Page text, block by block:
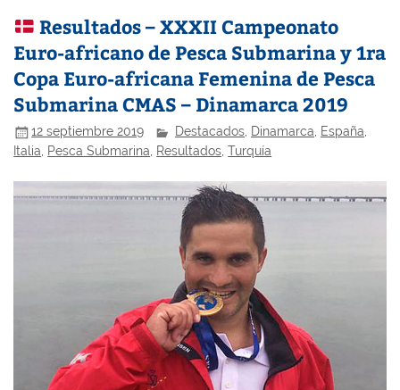
Resultados – XXXII Campeonato
Euro-africano de Pesca Submarina y 1ra
Copa Euro-africana Femenina de Pesca
Submarina CMAS – Dinamarca 2019
12 septiembre 2019 Destacados Dinamarca España
Italia Pesca Submarina Resultados ,Turquía